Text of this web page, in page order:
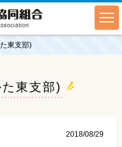
東支部)
東支部)
2018/08/29